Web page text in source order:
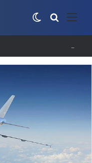
منو جستجو برای